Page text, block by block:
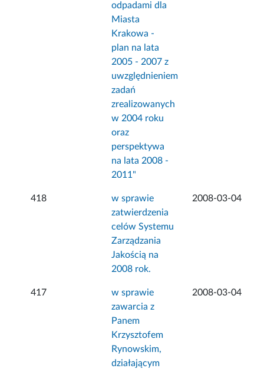
odpadami dla
Miasta
Krakowa -
plan na lata
2005 - 2007 z
uwzględnieniem
zadań
zrealizowanych
w 2004 roku
oraz
perspektywa
na lata 2008 -
2011"
418
w sprawie
zatwierdzenia
celów Systemu
Zarządzania
Jakością na
2008 rok.
2008-03-04
417
w sprawie
zawarcia z
Panem
Krzysztofem
Rynowskim,
działającym
2008-03-04